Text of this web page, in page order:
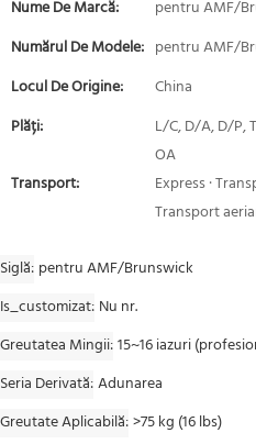
Nume De Marcă:
pentru AMF/
Numărul De Modele: pentru AMF/
Locul De Origine:
China
Plăți:
L/C, D/A, D/P,
OA
Transport:
Express ·
Transport
Siglă pentru AMF/Brunswick
Is_customizat Nu nr.
Greutatea Mingii 15~16 iazuri
Seria Derivată Adunarea
Greutate Aplicabilă >75 kg (16 lbs)